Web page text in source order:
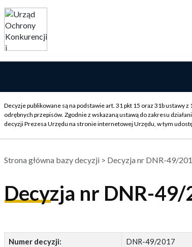
Decyzje publikowane są na podstawie art. 31 pkt 15 oraz 31b
odrębnych przepisów. Zgodnie z wskazaną ustawą do zakresu
decyzji Prezesa Urzędu na stronie internetowej Urzędu, w tym
Strona główna bazy decyzji> Decyzja nr DNR-49/
Decyzja nr DNR-49/
Numer decyzji: DNR-49/2017